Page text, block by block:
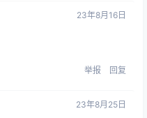
23年8月16日
举报 回复
23年8月25日